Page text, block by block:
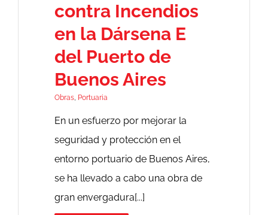
contra Incendios
en la Dársena E
del Puerto de
Buenos Aires
Obras, Portuaria
En un esfuerzo por mejorar la
seguridad y protección en el
entorno portuario de Buenos Aires,
se ha llevado a cabo una obra de
gran envergadura[...]